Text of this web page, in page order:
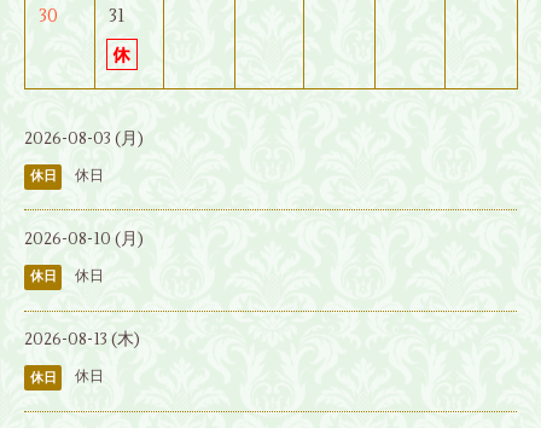
30 31
2026-08-03 (月)
休日 休日
2026-08-10 (月)
休日 休日
2026-08-13 (木)
休日 休日